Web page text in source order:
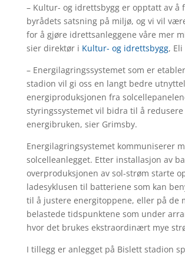
– Kultur- og idrettsbygg er opptatt av å
byrådets satsning på miljø, og vi vil
for å gjøre idrettsanleggene våre mer
sier direktør i Kultur- og idrettsbygg, Eli
– Energilagringssystemet som er
stadion vil gi oss en langt bedre
energiproduksjonen fra
styringssystemet vil bidra til å redusere
energibruken, sier Grimsby.
Energilagringsystemet kommuniserer
solcelleanlegget. Etter installasjon av
overproduksjonen av sol-strøm starte
ladesyklusen til batteriene som kan
til å justere energitoppene, eller på de
belastede tidspunktene som under
hvor det brukes ekstraordinært mye
I tillegg er anlegget på Bislett stadion